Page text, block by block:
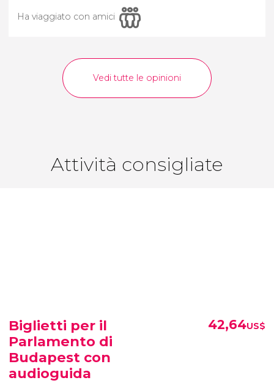
Ha viaggiato con amici
Vedi tutte le opinioni
Attività consigliate
Biglietti per il
Parlamento di
Budapest con
audioguida
42,64US$